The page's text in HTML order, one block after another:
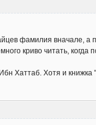
фамилия вначале,
криво читать,
Хаттаб. Хотя и книжка